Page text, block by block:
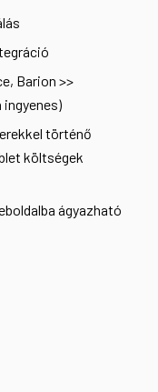
Barion >>
történő
költségek
ágyazható